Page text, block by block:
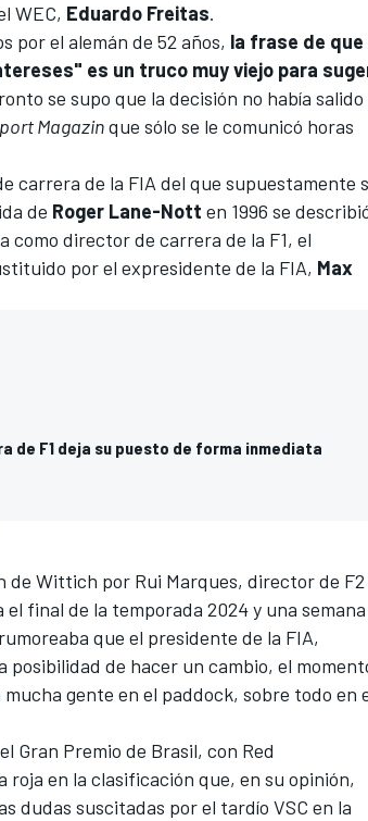
WEC, Eduardo Freitas.
por el alemán de 52 años, la frase de que
es un truco muy viejo para
se supo que la decisión no había salido
Magazinque sólo se le comunicó horas
carrera de la FIA del que supuestamente
de Roger Lane-Nott en 1996 se
como director de carrera de la F1, el
por el expresidente de la FIA, Max
de F1 deja su puesto de forma inmediata
de Wittich por Rui Marques, director de F2
final de la temporada 2024 y una semana
que el presidente de la FIA,
posibilidad de hacer un cambio, el
gente en el paddock, sobre todo en
Gran Premio de Brasil, con Red
en la clasificación que, en su opinión,
dudas suscitadas por el tardío VSC en la